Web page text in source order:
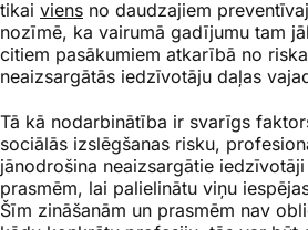
tikai viens no daudzajiem
nozīmē, ka vairumā gadījumu tam
citiem pasākumiem atkarībā no
neaizsargātās iedzīvotāju daļas
Tā kā nodarbinātība ir svarīgs
sociālās izslēgšanas risku,
jānodrošina neaizsargātie
prasmēm, lai palielinātu viņu
Šīm zināšanām un prasmēm nav